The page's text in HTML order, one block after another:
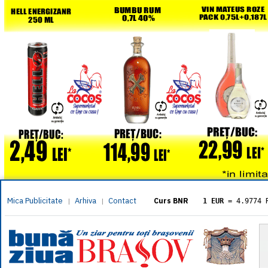
Mica Publicitate | Arhiva | Contact Curs BNR 1 EUR = 4.9774
= 5.8304
1 XAU= 464.4611
1 AED= 1.1933
1 AUD= 2.7957
1 BGN= 2.5449